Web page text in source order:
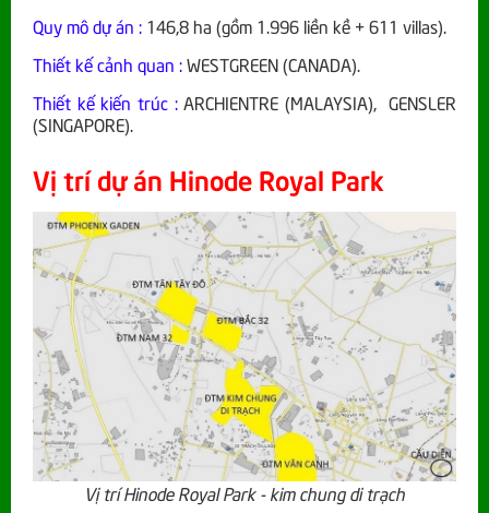
Quy mô dự án : 146,8 ha (gồm 1.996 liền kề + 611 villas).
Thiết kế cảnh quan :WESTGREEN (CANADA).
Thiết kế kiến trúc :ARCHIENTRE (MALAYSIA), GENSLER
(SINGAPORE).
Vị trí dự án Hinode Royal Park
Vị trí Hinode Royal Park - kim chung di trạch